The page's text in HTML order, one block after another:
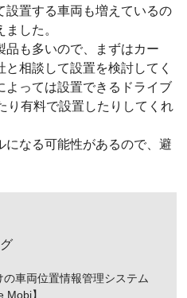
設置する車両も増えているの
した。
品も多いので、まずはカー
相談して設置を検討してく
よっては設置できるドライブ
り有料で設置したりしてくれ
になる可能性があるので、避
の車両位置情報管理システム
Mobi】